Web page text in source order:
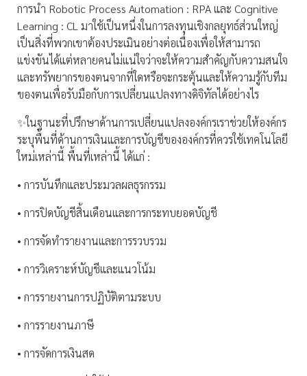
การนำ Robotic Process Automation : RPA และ Cognitive
Learning : CL มาใช้เป็นหนึ่งในการลงทุนเชิงกลยุทธ์ส่วนใหญ่
เป็นสิ่งที่พวกเขาต้องประเมินอย่างต่อเนื่องเพื่อให้สามารถ
แข่งขันได้แต่หลายคนไม่แน่ใจว่าจะให้ความสำคัญกับความสนใจ
และทรัพยากรของตนจากที่ใดหรือจะกระตุ้นและให้ความรู้กับทีม
ของตนเพื่อรับมือกับการเปลี่ยนแปลงทางดิจิทัลได้อย่างไร
✨ในฐานะที่ปรึกษาด้านการเปลี่ยนแปลงองค์กรเราช่วยให้องค์กร
ระบุพื้นที่ด้านการเงินและการบัญชีขององค์กรที่ควรใช้เทคโนโลยี
ใหม่เหล่านี้ พื้นที่เหล่านี้ ได้แก่ :
• การบันทึกและประมวลผลธุรกรรม
• การปิดบัญชีสิ้นเดือนและการกระทบยอดบัญชี
• การจัดทำรายงานและการรวบรวม
• การวิเคราะห์บัญชีและแนวโน้ม
• การรายงานการปฏิบัติตามระบบ
• การรายงานภาษี
• การจัดการเงินสด